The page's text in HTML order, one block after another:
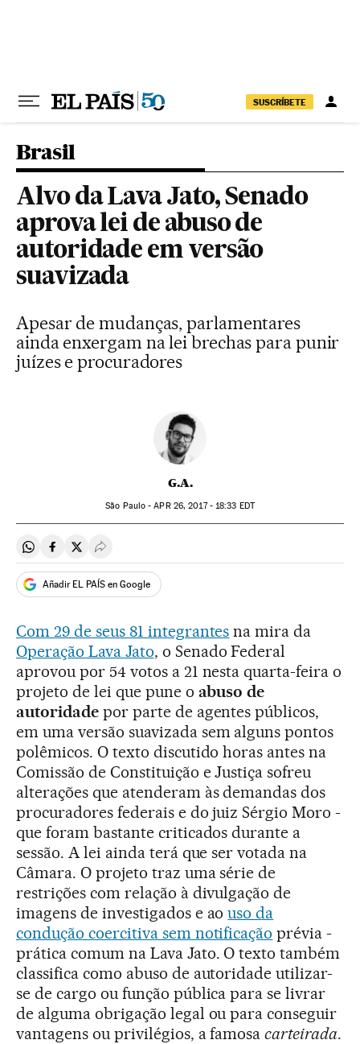
SUSCRÍBETE
Brasil
Alvo da Lava Jato, Senado
aprova lei de abuso de
autoridade em versão
suavizada
Apesar de mudanças, parlamentares
ainda enxergam na lei brechas para punir
juízes e procuradores
G.A.
São Paulo -APR26, 2017 - 18:33 EDT
Compartir en Whatsapp
Compartir en Facebook
Compartir en Twitter
Desplegar Redes Sociales
Añadir EL PAÍS en Google
Com 29 de seus 81 integrantes na mira da
Operação Lava Jato, o Senado Federal
aprovou por 54 votos a 21 nesta quarta-feira o
projeto de lei que pune o abuso de
autoridadepor parte de agentes públicos,
em uma versão suavizada sem alguns pontos
polêmicos. O texto discutido horas antes na
Comissão de Constituição e Justiça sofreu
alterações que atenderam às demandas dos
procuradores federais e do juiz Sérgio Moro -
que foram bastante criticados durante a
sessão. A lei ainda terá que ser votada na
Câmara. O projeto traz uma série de
restrições com relação à divulgação de
imagens de investigados e aouso da
condução coercitiva sem notificação prévia -
prática comum na Lava Jato. O texto também
classifica como abuso de autoridade utilizar-
se de cargo ou função pública para se livrar
de alguma obrigação legal ou para conseguir
vantagens ou privilégios, a famosacarteirada.